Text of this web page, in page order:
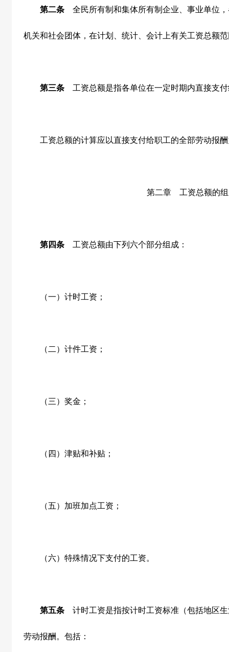
第二条 全民所有制和集体所有制企业、事业单位
机关和社会团体，在计划、统计、会计上有关工资总额
第三条 工资总额是指各单位在一定时期内直接支
工资总额的计算应以直接支付给职工的全部劳动报酬
第二章 工资总额的
第四条 工资总额由下列六个部分组成：
（一）计时工资；
（二）计件工资；
（三）奖金；
（四）津贴和补贴；
（五）加班加点工资；
（六）特殊情况下支付的工资。
第五条 计时工资是指按计时工资标准（包括地区
劳动报酬。包括：